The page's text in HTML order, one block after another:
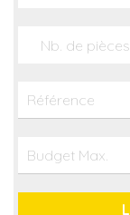
Nb. de pièces